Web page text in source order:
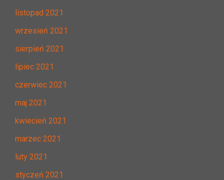
listopad 2021
wrzesień 2021
sierpień 2021
lipiec 2021
czerwiec 2021
maj 2021
kwiecień 2021
marzec 2021
luty 2021
styczeń 2021